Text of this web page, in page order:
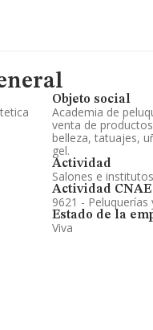
Objeto social
Academia de
venta de
belleza, tatuajes,
gel.
Actividad
Salones e
Actividad CNAE
9621 - Peluquerías
Estado de la
Viva